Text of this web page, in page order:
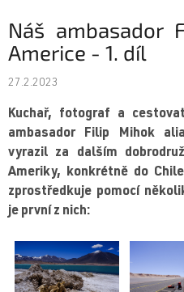
Náš ambasador
Americe - 1. díl
27.2.2023
Kuchař, fotograf a
ambasador Filip Mihok
vyrazil za dalším
Ameriky, konkrétně do
zprostředkuje pomocí
je první z nich: